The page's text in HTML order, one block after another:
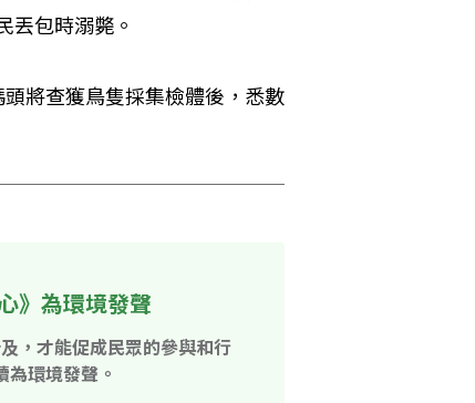
丟包時溺斃。
將查獲鳥隻採集檢體後，悉數
》為環境發聲
，才能促成民眾的參與和行
環境發聲。